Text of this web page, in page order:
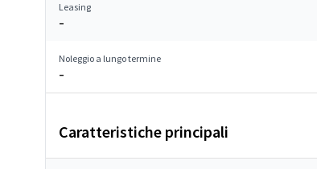
Leasing
–
Noleggio a lungo termine
–
Caratteristiche principali